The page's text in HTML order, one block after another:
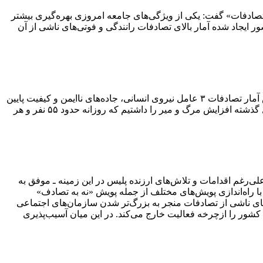
گفت: یکی از ویژگی‌های جامعه امروزی بهره‌گیری بیشتر
شده آمار بالای تصادفات رانندگی و فوتی‌های ناشی از آن
وی افزود: طبق اعلام پزشکی قانونی، در سال گذشته تعداد تلفات حوادث رانندگی با رشد ۲.۸ درصدی به ۲۰ هزار و ۴۵ نفر رسید. در افزایش آمار تصادفات ۳ عامل نیروی انسانی، جاده‌های ناایمن و کیفیت پایین
ایمنی خودروها تاثیرگذارند. علی‌رغم این که در سال‌های گذشته روند فوتی‌ها از حدود ۲۷ هزار به حدود ۱۶ هزار نفر کاهش پیدا کرده بود، سال گذشته افزایش مرگ و میر را داشتیم که روزانه حدود ۵۵ نفر و هر
اقدامات و تلاش‌های ارزنده پلیس در این زمینه ـ موفق به
راه‌اندازی پویش‌های مختلف از جمله پویش «نه به تصادف»
ناشی از تصادفات منجر به بزرگ‌تر شدن سازمان‌های اجتماعی
را ازچرخه فعالیت خارج می‌کند. در این میان آسیب‌پذیری